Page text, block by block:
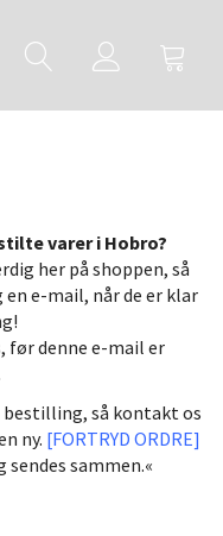
varer i Hobro?
her på shoppen, så
e-mail, når de er klar
før denne e-mail er
bestilling, så kontakt os
ny. [FORTRYD ORDRE]
sendes sammen.«